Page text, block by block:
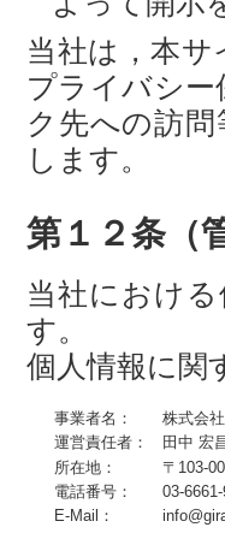
当社は，本
プライバシ
ク先への訪
します。
第１２条（
当社におけ
す。
個人情報に関
事業者名：
株式会
運営責任者：
田中 宏
所在地：
〒103-
電話番号：
03-
E-Mail：